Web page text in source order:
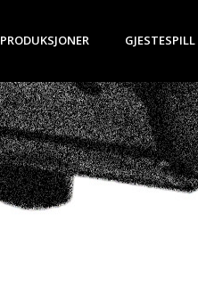
PRODUKSJONER GJESTESPILL